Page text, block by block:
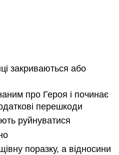
закриваються або
про Героя і починає
перешкоди
руйнуватися
поразку, а відносини